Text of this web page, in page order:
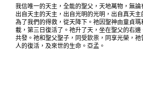
我信唯一的天主，全能的聖父，天地萬物，無
出自天主的天主，出自光明的光明，出自真天
為了我們的得救，從天降下。祂因聖神由童貞
載，第三日復活了。祂升了天，坐在聖父的右
共發。祂和聖父聖子，同受欽祟，同享光榮，
人的復活，及來世的生命。亞孟。